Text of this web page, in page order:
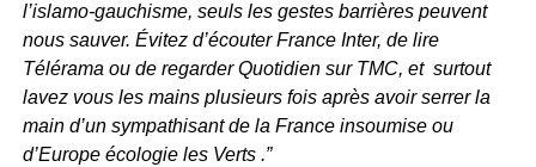
l’islamo-gauchisme, seuls les gestes barrières peuvent
nous sauver. Évitez d’écouter France Inter, de lire
Télérama ou de regarder Quotidien sur TMC, et surtout
lavez vous les mains plusieurs fois après avoir serrer la
main d’un sympathisant de la France insoumise ou
d’Europe écologie les Verts .”